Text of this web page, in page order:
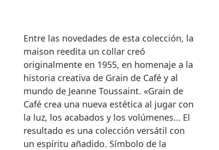
Entre las novedades de esta colección, la
maison reedita un collar creó
originalmente en 1955, en homenaje a la
historia creativa de Grain de Café y al
mundo de Jeanne Toussaint. «Grain de
Café crea una nueva estética al jugar con
la luz, los acabados y los volúmenes… El
resultado es una colección versátil con
un espíritu añadido. Símbolo de la